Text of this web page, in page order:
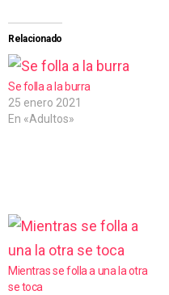
g
a
n
d
Relacionado
Se folla a la burra
25 enero 2021
En «Adultos»
Mientras se folla a una la otra
se toca